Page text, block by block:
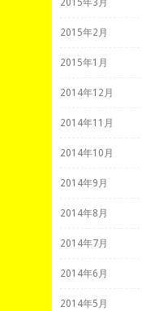
2015年3月
2015年2月
2015年1月
2014年12月
2014年11月
2014年10月
2014年9月
2014年8月
2014年7月
2014年6月
2014年5月